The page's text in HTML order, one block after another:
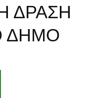
ΔΡΑΣΗ
ΔΗΜΟ